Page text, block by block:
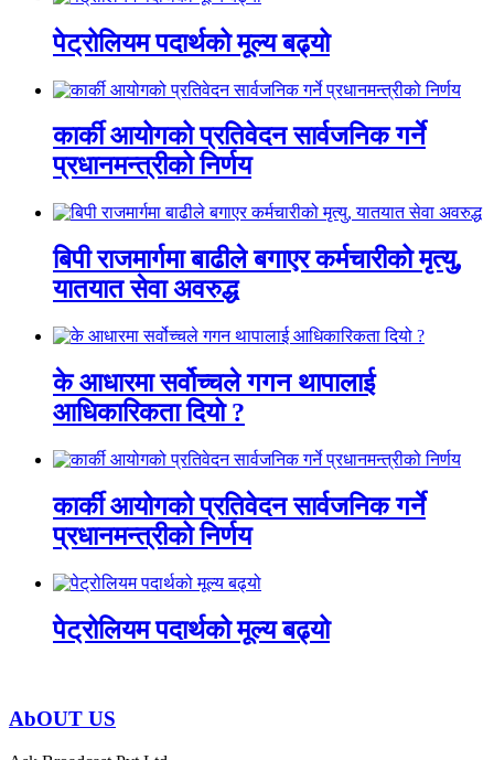
पेट्रोलियम पदार्थको मूल्य बढ्यो
कार्की आयोगको प्रतिवेदन सार्वजनिक गर्ने
प्रधानमन्त्रीको निर्णय
बिपी राजमार्गमा बाढीले बगाएर कर्मचारीको मृत्यु,
यातयात सेवा अवरुद्ध
के आधारमा सर्वोच्चले गगन थापालाई
आधिकारिकता दियो ?
कार्की आयोगको प्रतिवेदन सार्वजनिक गर्ने
प्रधानमन्त्रीको निर्णय
पेट्रोलियम पदार्थको मूल्य बढ्यो
AbOUT US